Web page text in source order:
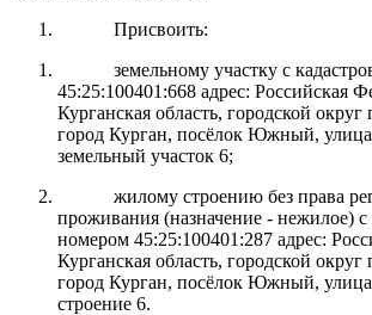
Присвоить:
земельному участку с
45:25:100401:668 адрес: Российская
Курганская область, городской округ
город Курган, посёлок Южный, улица
земельный участок 6;
жилому строению без права
проживания (назначение - нежилое)
номером 45:25:100401:287 адрес:
Курганская область, городской округ
город Курган, посёлок Южный, улица
строение 6.